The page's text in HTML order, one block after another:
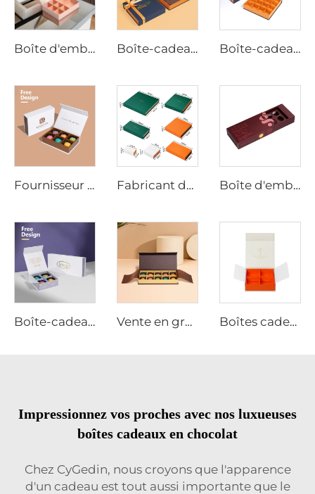
Boîte d'emballage pour tablettes de chocolat avec logo personnalisé, fermeture magnétique, plateau d'insertion ondulé, impression en relief, papier couché pour commande en gros Boîte-cadeau de luxe pour chocolats avec fermeture magnétique personnalisable, avec nœud satiné et papier cireux pour chocolats Boîte-cadeau en chocolat avec fermeture magnétique, emballage de luxe personnalisé pour les chocolats, kraft/papier avec impression de logo en hot foil
Fournisseur de boîtes à chocolat de luxe à aimant - Conception recyclable et personnalisée pour le détail, les cadeaux d'entreprise et l'image de marque Fabricant de Boîtes à Chocolat, Boîte-Cadeau d'Emballage de Chocolat en Plusieurs Tailles avec Fermeture Magnétique en Carton pour Emballage Alimentaire Boîte d'emballage de chocolat personnalisée avec fentes, papier enduit, partitions ajustables, conception amortissante, commande en vrac
Boîte-cadeau de chocolat de luxe personnalisée pour célébration et Saint-Valentin avec séparateurs et papier cadeau Vente en gros de boîtes d'emballage de chocolat avec fermeture magnétique et logo personnalisé avec gaine Boîtes cadeaux premium en gros pour emballage de chocolat et de thé avec séparateurs personnalisés
Impressionnez vos proches avec nos luxueuses
boîtes cadeaux en chocolat
Chez CyGedin, nous croyons que l'apparence
d'un cadeau est tout aussi importante que le